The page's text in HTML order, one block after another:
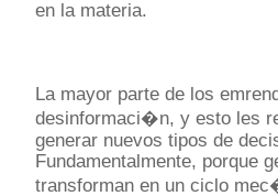
en la materia.
La mayor parte de los
desinformaci�n, y esto les
generar nuevos tipos de
Fundamentalmente, porque
transforman en un ciclo